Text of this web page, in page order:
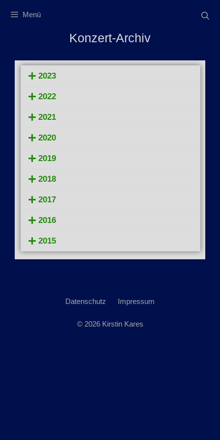
Menü
Konzert-Archiv
2023
2022
2021
2020
2019
2018
2017
2016
2015
Datenschutz Impressum
© 2026 Kirstin Kares